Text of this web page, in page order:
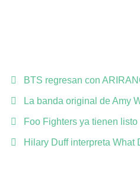
BTS regresan con
La banda original de Amy
Foo Fighters ya tienen
Hilary Duff interpreta What